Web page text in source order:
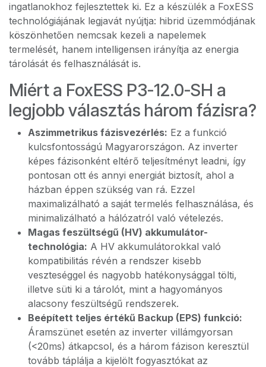
ingatlanokhoz fejlesztettek ki. Ez a készülék a FoxESS
technológiájának legjavát nyújtja: hibrid üzemmódjának
köszönhetően nemcsak kezeli a napelemek
termelését, hanem intelligensen irányítja az energia
tárolását és felhasználását is.
Miért a FoxESS P3-12.0-SH a
legjobb választás három fázisra?
Aszimmetrikus fázisvezérlés: Ez a funkció
kulcsfontosságú Magyarországon. Az inverter
képes fázisonként eltérő teljesítményt leadni, így
pontosan ott és annyi energiát biztosít, ahol a
házban éppen szükség van rá. Ezzel
maximalizálható a saját termelés felhasználása, és
minimalizálható a hálózatról való vételezés.
Magas feszültségű (HV) akkumulátor-
technológia: A HV akkumulátorokkal való
kompatibilitás révén a rendszer kisebb
veszteséggel és nagyobb hatékonysággal tölti,
illetve süti ki a tárolót, mint a hagyományos
alacsony feszültségű rendszerek.
Beépített teljes értékű Backup (EPS) funkció:
Áramszünet esetén az inverter villámgyorsan
(<20ms) átkapcsol, és a három fázison keresztül
tovább táplálja a kijelölt fogyasztókat az